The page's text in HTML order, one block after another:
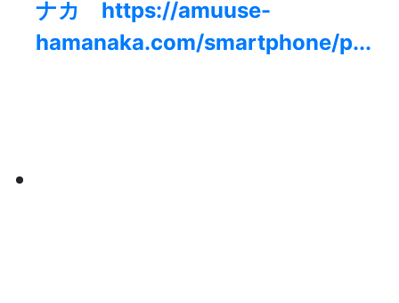
ナカ https://amuuse-
hamanaka.com/smartphone/p...